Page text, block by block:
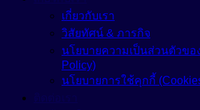
เกี่ยวกับเรา
วิสัยทัศน์ & ภารกิจ
นโยบายความเป็นส่วนตัวขอ
Policy)
นโยบายการใช้คุกกี้